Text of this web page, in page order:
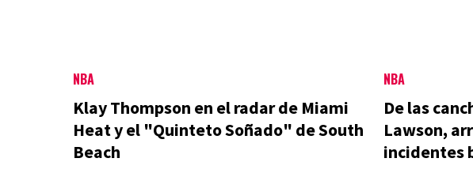
NBA
Klay Thompson en el radar de Miami
Heat y el "Quinteto Soñado" de South
Beach
NBA
De las
Lawson,
incidentes